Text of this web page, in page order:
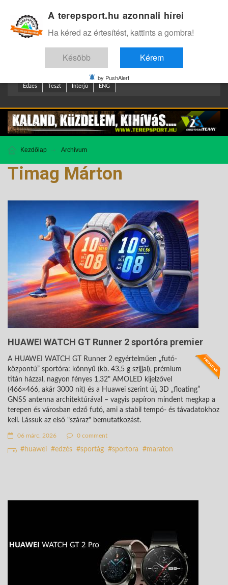
Edzes Teszt Interjú ENG
Kezdőlap Archívum
Timag Márton
HUAWEI WATCH GT Runner 2 sportóra premier
A HUAWEI WATCH GT Runner 2 egyértelműen „futó-
központú” sportóra: könnyű (kb. 43,5 g szíjjal), prémium
titán házzal, nagyon fényes 1,32" AMOLED kijelzővel
(466×466, akár 3000 nit) és a Huawei szerint új, 3D „floating”
GNSS antenna architektúrával – vagyis papíron mindent megkap a
terepen és városban edző futó, ami a stabil tempó- és távadatokhoz
kell. Lássuk az első "száraz" bemutatkozást.
06 márc. 2026 0 comment
huawei edzés sportág sportora maraton
A terepsport.hu azonnali hírei
Ha kéred az értesítést, kattints a gombra!
Késöbb Kérem
by PushAlert